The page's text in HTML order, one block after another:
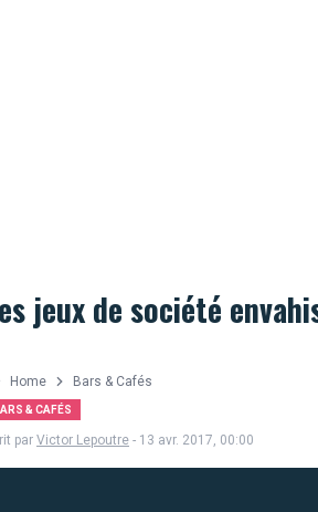
jeux de société
Home Bars & Cafés
& CAFÉS
par Victor Lepoutre - 13 avr. 2017, 00:00